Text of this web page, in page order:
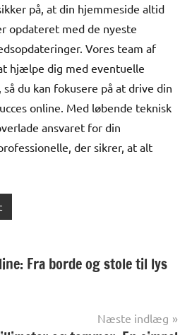
på, at din hjemmeside altid
opdateret med de nyeste
Vores team af
hjælpe dig med eventuelle
du kan fokusere på at drive din
online. Med løbende teknisk
ansvaret for din
der sikrer, at alt
Fra borde og stole til lys
Næste indlæg